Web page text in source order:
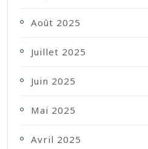
Août 2025
Juillet 2025
Juin 2025
Mai 2025
Avril 2025